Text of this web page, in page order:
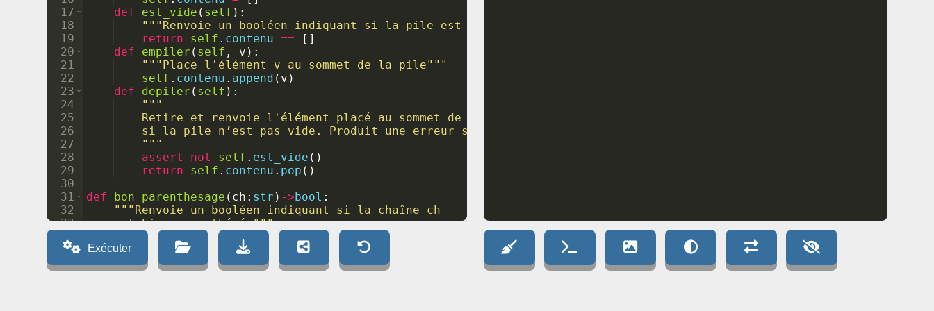
17
18
19
20
21
22
23
24
25
26
27
28
29
30
31
32
33
def
est_vide ( self ) :
"""Renvoie un booléen indiquant si la pile est vide."""
return
self . contenu == [ ]
def
empiler ( self , v ) :
"""Place l'élément v au sommet de la pile"""
self . contenu . append ( v )
def
depiler ( self ) :
"""
    Retire et renvoie l'élément placé au sommet de la pile,
    si la pile n’est pas vide. Produit une erreur sinon.
    """
assert
not self . est_vide ( )
return
self . contenu . pop ( )
def
bon_parenthesage ( ch : str ) ->bool :
"""Renvoie un booléen indiquant si la chaîne ch
    est bien parenthésée"""
Pile
Exécuter